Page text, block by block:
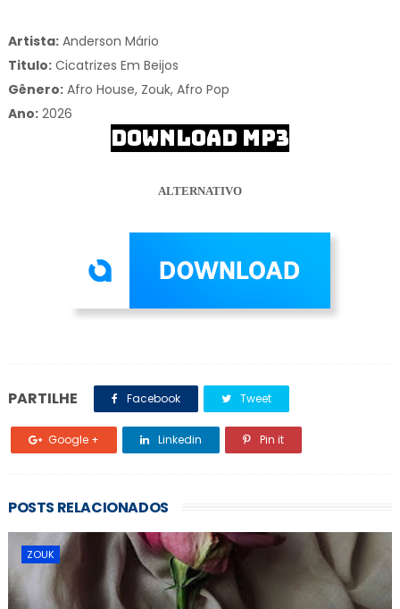
Artista:Anderson Mário
Titulo:Cicatrizes Em Beijos
Gênero: Afro House, Zouk, Afro Pop
Ano:2026
DOWNLOAD MP3
ALTERNATIVO
PARTILHE Facebook Tweet
Google + Linkedin Pin it
POSTS RELACIONADOS
ZOUK